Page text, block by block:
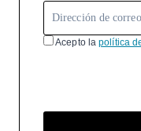
Acepto lapolítica